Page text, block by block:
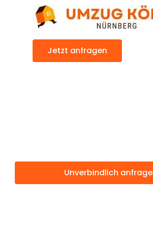
Jetzt anfragen
Unverbindlich